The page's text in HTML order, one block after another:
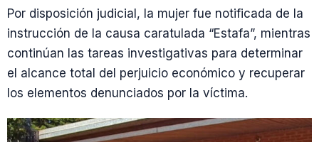
Por disposición judicial, la mujer fue notificada de la
instrucción de la causa caratulada “Estafa”, mientras
continúan las tareas investigativas para determinar
el alcance total del perjuicio económico y recuperar
los elementos denunciados por la víctima.